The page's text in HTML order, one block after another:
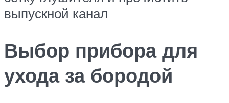
выпускной канал
Выбор прибора для
ухода за бородой